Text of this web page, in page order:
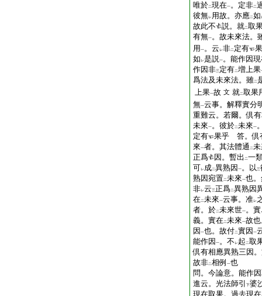
唯於二現在一。定非二
彼無レ用故。亦應二如
故此不 説。就二取
有無一。故未來法。
用 一。云 レ非二 定有
如 レ是説一。能作因
作因非三定有二増上果
爲法及未來法。雖二
上果一故 文 就二取果
無一云事。解釋實分
重難云。若爾。倶
未來一。彼於二未來一
定有
果乎 答。倶
來一者。其法體通 二
正爲
因。暫出 二一
可レ成二異熟因 一。以三
熟因宛置二未來一也
非レ云三正爲二異熟因
在二未來一云事。准レ
者。於二未來世一。
義。實在二未來一故
因 一也。故付二實因 一
能作因 一。不 レ起 二取
倶有相應異熟三因
故非二相例 一也
問。今論意。能作
進云。光法師引
下婆
現在取果。過去現